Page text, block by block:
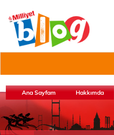
Ana Sayfam Hakkımda